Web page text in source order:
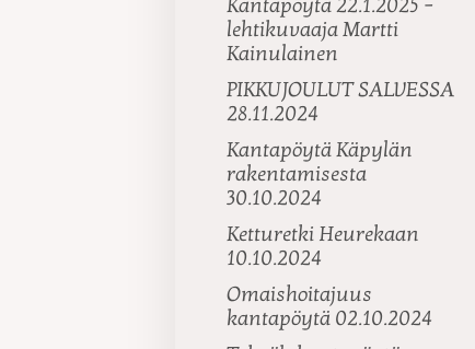
Kantapöytä 22.1.2025 –
lehtikuvaaja Martti
Kainulainen
PIKKUJOULUT SALVESSA
28.11.2024
Kantapöytä Käpylän
rakentamisesta
30.10.2024
Ketturetki Heurekaan
10.10.2024
Omaishoitajuus
kantapöytä 02.10.2024